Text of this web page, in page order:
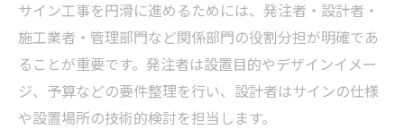
サイン工事を円滑に進めるためには、発注者・設計者・
施工業者・管理部門など関係部門の役割分担が明確であ
ることが重要です。発注者は設置目的やデザインイメー
ジ、予算などの要件整理を行い、設計者はサインの仕様
や設置場所の技術的検討を担当します。